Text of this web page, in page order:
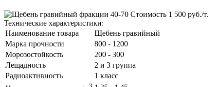
Стоимость 1 500 руб./т.
Технические характеристики:
Наименование товара
Щебень гравийный
Марка прочности
800 - 1200
Морозостойкость
200 - 300
Лещадность
2 и 3 группа
Радиоактивность
1 класс